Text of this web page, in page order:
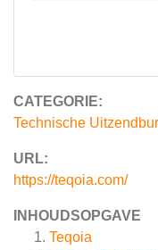
CATEGORIE:
Technische
URL:
https://teqoia.com/
INHOUDSOPGAVE
Teqoia